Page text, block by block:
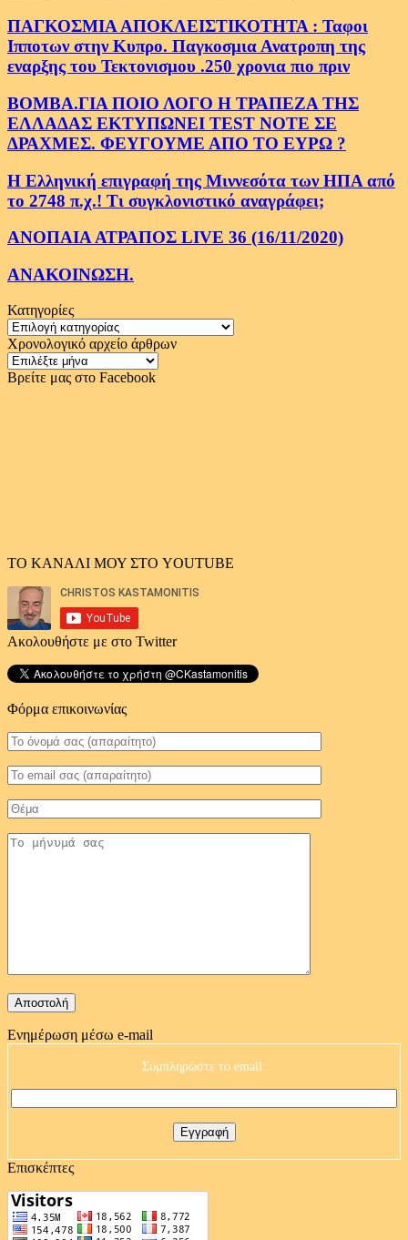
ΠΑΓΚΟΣΜΙΑ ΑΠΟΚΛΕΙΣΤΙΚΟΤΗΤΑ : Ταφοι
Ιπποτων στην Κυπρο. Παγκοσμια Ανατροπη της
εναρξης του Τεκτονισμου .250 χρονια πιο πριν
ΒΟΜΒΑ.ΓΙΑ ΠΟΙΟ ΛΟΓΟ Η ΤΡΑΠΕΖΑ ΤΗΣ
ΕΛΛΑΔΑΣ ΕΚΤΥΠΩΝΕΙ TEST NOTE ΣΕ
ΔΡΑΧΜΕΣ. ΦΕΥΓΟΥΜΕ ΑΠΟ ΤΟ ΕΥΡΩ ?
Η Ελληνική επιγραφή της Μιννεσότα των ΗΠΑ από
το 2748 π.χ.! Τι συγκλονιστικό αναγράφει;
ΑΝΟΠΑΙΑ ΑΤΡΑΠΟΣ LIVE 36 (16/11/2020)
ΑΝΑΚΟΙΝΩΣΗ.
Κατηγορίες
Κατηγορίες
Χρονολογικό αρχείο άρθρων
Χρονολογικό
αρχείο
Βρείτε μας στο Facebook
ΤΟ ΚΑΝΑΛΙ ΜΟΥ ΣΤΟ YOUTUBE
Ακολουθήστε με στο Twitter
Φόρμα επικοινωνίας
Ενημέρωση μέσω e-mail
Συμπληρώστε το email:
Επισκέπτες